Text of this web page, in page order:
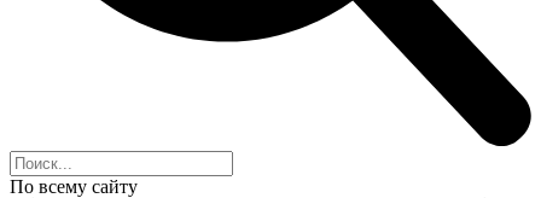
По всему сайту